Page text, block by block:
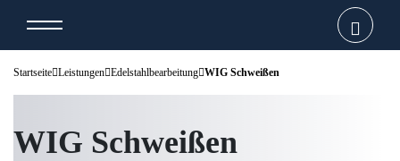
Startseite Leistungen Edelstahlbearbeitung WIG Schweißen
WIG Schweißen